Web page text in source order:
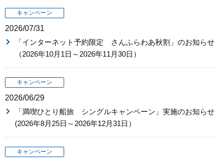
キャンペーン
2026/07/31
「インターネット予約限定 さんふらわあ秋割」のお知らせ
（2026年10月1日～2026年11月30日）
キャンペーン
2026/06/29
「満喫ひとり船旅 シングルキャンペーン」実施のお知らせ
(2026年8月25日～2026年12月31日）
キャンペーン